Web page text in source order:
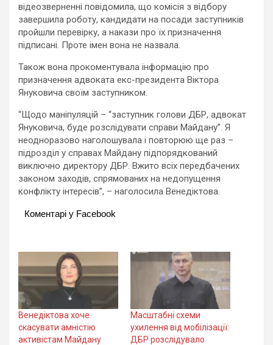
відеозверненні повідомила, що комісія з відбору
завершила роботу, кандидати на посади заступників
пройшли перевірку, а накази про їх призначення
підписані. Проте імен вона не назвала.
Також вона прокоментувала інформацію про
призначення адвоката екс-президента Віктора
Януковича своїм заступником.
“Щодо маніпуляцій – “заступник голови ДБР, адвокат
Януковича, буде розслідувати справи Майдану”. Я
неодноразово наголошувала і повторюю ще раз –
підрозділ у справах Майдану підпорядкований
виключно директору ДБР. Вжито всіх передбачених
законом заходів, спрямованих на недопущення
конфлікту інтересів”, – наголосила Венедіктова.
Коментарі у Facebook
Венедіктова хоче
скасувати амністію
активістам Майдану
Масштабні схеми
ухилення від мобілізації:
ДБР розслідувало